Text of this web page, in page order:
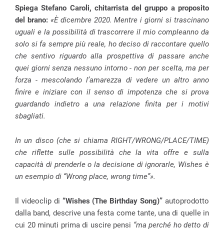
Spiega Stefano Caroli, chitarrista del gruppo a proposito
del brano: «È dicembre 2020. Mentre i giorni si trascinano
uguali e la possibilità di trascorrere il mio compleanno da
solo si fa sempre più reale, ho deciso di raccontare quello
che sentivo riguardo alla prospettiva di passare anche
quei giorni senza nessuno intorno - non per scelta, ma per
forza - mescolando l’amarezza di vedere un altro anno
finire e iniziare con il senso di impotenza che si prova
guardando indietro a una relazione finita per i motivi
sbagliati.
In un disco (che si chiama RIGHT/WRONG/PLACE/TIME)
che riflette sulle possibilità che la vita offre e sulla
capacità di prenderle o la decisione di ignorarle, Wishes è
un esempio di “Wrong place, wrong time”».
Il videoclip di “Wishes (The Birthday Song)” autoprodotto
dalla band, descrive una festa come tante, una di quelle in
cui 20 minuti prima di uscire pensi “ma perché ho detto di